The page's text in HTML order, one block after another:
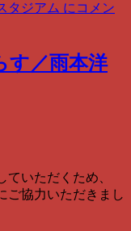
タジアム にコメン
す／雨本洋
いただくため、
ご協力いただきまし